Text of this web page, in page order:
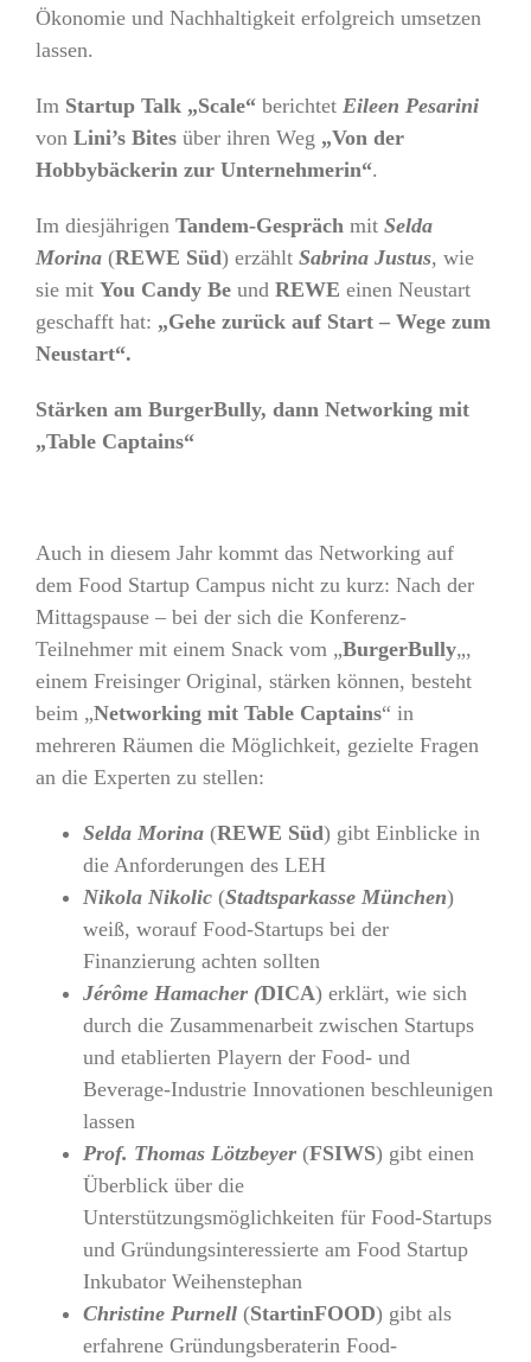
Ökonomie und Nachhaltigkeit erfolgreich umsetzen
lassen.
Im Startup Talk „Scale“ berichtet Eileen Pesarini
von Lini’s Bites über ihren Weg „Von der
Hobbybäckerin zur Unternehmerin“.
Im diesjährigen Tandem-Gespräch mit Selda
Morina (REWE Süd) erzählt Sabrina Justus, wie
sie mit You Candy Be und REWE einen Neustart
geschafft hat: „Gehe zurück auf Start – Wege zum
Neustart“.
Stärken am BurgerBully, dann Networking mit
„Table Captains“
Auch in diesem Jahr kommt das Networking auf
dem Food Startup Campus nicht zu kurz: Nach der
Mittagspause – bei der sich die Konferenz-
Teilnehmer mit einem Snack vom „BurgerBully„,
einem Freisinger Original, stärken können, besteht
beim „Networking mit Table Captains“ in
mehreren Räumen die Möglichkeit, gezielte Fragen
an die Experten zu stellen:
Selda Morina (REWE Süd) gibt Einblicke in
die Anforderungen des LEH
Nikola Nikolic (Stadtsparkasse München)
weiß, worauf Food-Startups bei der
Finanzierung achten sollten
Jérôme Hamacher (DICA) erklärt, wie sich
durch die Zusammenarbeit zwischen Startups
und etablierten Playern der Food- und
Beverage-Industrie Innovationen beschleunigen
lassen
Prof. Thomas Lötzbeyer (FSIWS) gibt einen
Überblick über die
Unterstützungsmöglichkeiten für Food-Startups
und Gründungsinteressierte am Food Startup
Inkubator Weihenstephan
Christine Purnell (StartinFOOD) gibt als
erfahrene Gründungsberaterin Food-